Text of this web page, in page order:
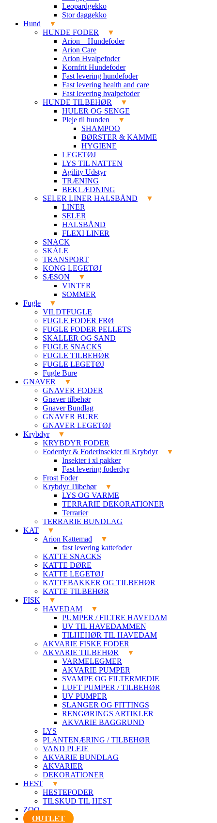
Leopardgekko
Stor daggekko
Hund
HUNDE FODER
Arion – Hundefoder
Arion Care
Arion Hvalpefoder
Kornfrit Hundefoder
Fast levering hundefoder
Fast levering health and care
Fast levering hvalpefoder
HUNDE TILBEHØR
HULER OG SENGE
Pleje til hunden
SHAMPOO
BØRSTER & KAMME
HYGIENE
LEGETØJ
LYS TIL NATTEN
Agility Udstyr
TRÆNING
BEKLÆDNING
SELER LINER HALSBÅND
LINER
SELER
HALSBÅND
FLEXI LINER
SNACK
SKÅLE
TRANSPORT
KONG LEGETØJ
SÆSON
VINTER
SOMMER
Fugle
VILDTFUGLE
FUGLE FODER FRØ
FUGLE FODER PELLETS
SKALLER OG SAND
FUGLE SNACKS
FUGLE TILBEHØR
FUGLE LEGETØJ
Fugle Bure
GNAVER
GNAVER FODER
Gnaver tilbehør
Gnaver Bundlag
GNAVER BURE
GNAVER LEGETØJ
Krybdyr
KRYBDYR FODER
Foderdyr & Foderinsekter til Krybdyr
Insekter i xl pakker
Fast levering foderdyr
Frost Foder
Krybdyr Tilbehør
LYS OG VARME
TERRARIE DEKORATIONER
Terrarier
TERRARIE BUNDLAG
KAT
Arion Kattemad
fast levering kattefoder
KATTE SNACKS
KATTE DØRE
KATTE LEGETØJ
KATTEBAKKER OG TILBEHØR
KATTE TILBEHØR
FISK
HAVEDAM
PUMPER / FILTRE HAVEDAM
UV TIL HAVEDAMMEN
TILHEHØR TIL HAVEDAM
AKVARIE FISKE FODER
AKVARIE TILBEHØR
VARMELEGMER
AKVARIE PUMPER
SVAMPE OG FILTERMEDIE
LUFT PUMPER / TILBEHØR
UV PUMPER
SLANGER OG FITTINGS
RENGØRINGS ARTIKLER
AKVARIE BAGGRUND
LYS
PLANTENÆRING / TILBEHØR
VAND PLEJE
AKVARIE BUNDLAG
AKVARIER
DEKORATIONER
HEST
HESTEFODER
TILSKUD TIL HEST
ZOO
OUTLET